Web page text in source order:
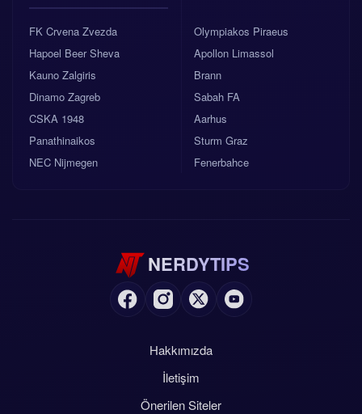
FK Crvena Zvezda
Hapoel Beer Sheva
Kauno Zalgiris
Dinamo Zagreb
CSKA 1948
Panathinaikos
NEC Nijmegen
Olympiakos Piraeus
Apollon Limassol
Brann
Sabah FA
Aarhus
Sturm Graz
Fenerbahce
NERDYTIPS
Hakkımızda
İletişim
Önerilen Siteler